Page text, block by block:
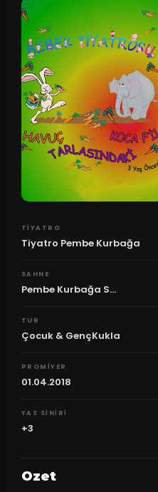
TIYATRO
Tiyatro Pembe Kurbağa
SAHNE
Pembe Kurbağa S...
TUR
Çocuk & GençKukla
PROMIYER
01.04.2018
YAS SINIRI
+3
Ozet